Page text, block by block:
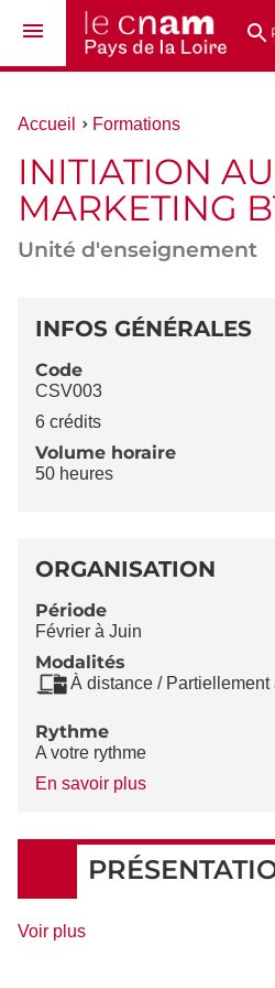
au
Vous
ici :
Accueil Formations
INITIATION AU
MARKETING
Unité d'enseignement
DÉTAILS
INFOS GÉNÉRALES
Code
CSV003
6 crédits
Volume horaire
50 heures
ORGANISATION
Période
Février à Juin
Modalités
À distance / Partiellement
Rythme
A votre rythme
En savoir plusà
Rythme
Voir plusde